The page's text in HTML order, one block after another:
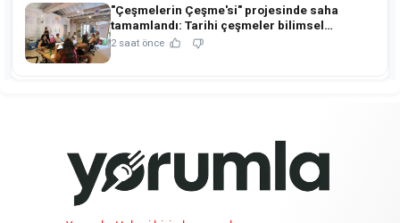
"Çeşmelerin Çeşme'si" projesinde saha
tamamlandı: Tarihi çeşmeler bilimsel
restorasyonla ihya edilecek!
2 saat önce